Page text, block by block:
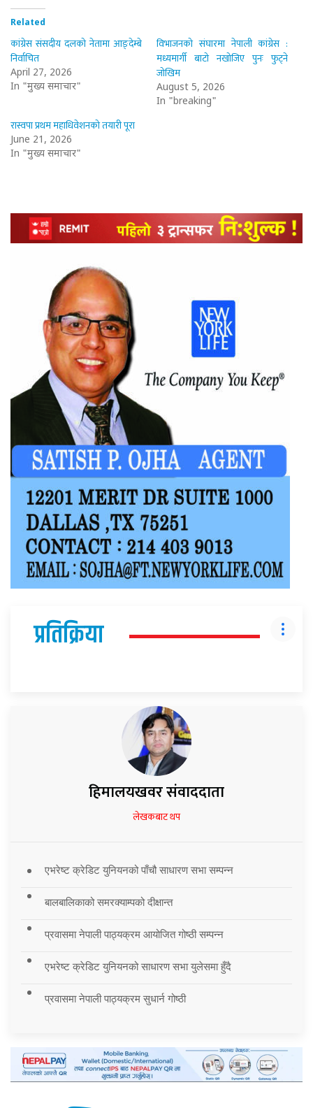
Related
कांग्रेस संसदीय दलको नेतामा आङ्देम्बे
निर्वाचित
April 27, 2026
In "मुख्य समाचार"
विभाजनको संघारमा नेपाली कांग्रेस :
मध्यमार्गी बाटो नखोजिए पुनः फुट्ने
जोखिम
August 5, 2026
In "breaking"
रास्वपा प्रथम महाधिवेशनको तयारी पूरा
June 21, 2026
In "मुख्य समाचार"
प्रतिक्रिया
हिमालयखवर संवाददाता
लेखकबाट थप
एभरेष्ट क्रेडिट युनियनको पाँचौ साधारण सभा सम्पन्न
बालबालिकाको समरक्याम्पको दीक्षान्त
प्रवासमा नेपाली पाठ्यक्रम आयोजित गोष्ठी सम्पन्न
एभरेष्ट क्रेडिट युनियनको साधारण सभा युलेसमा हुँदै
प्रवासमा नेपाली पाठ्यक्रम सुधार्न गोष्ठी